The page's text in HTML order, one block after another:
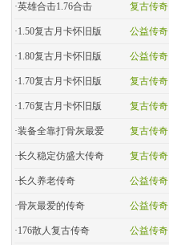
复古传奇
·英雄合击1.76合击
公益传奇
·1.50复古月卡怀旧版
公益传奇
·1.80复古月卡怀旧版
复古传奇
·1.70复古月卡怀旧版
复古传奇
·1.76复古月卡怀旧版
复古传奇
·装备全靠打骨灰最爱
复古传奇
·长久稳定仿盛大传奇
公益传奇
·长久养老传奇
公益传奇
·骨灰最爱的传奇
公益传奇
·176散人复古传奇